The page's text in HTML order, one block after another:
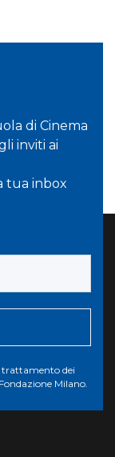
di Cinema
inviti ai
tua inbox
trattamento dei
Milano.